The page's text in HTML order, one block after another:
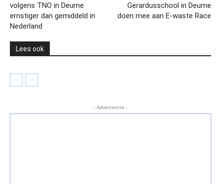
volgens TNO in Deurne
ernstiger dan gemiddeld in
Nederland
Gerardusschool in Deurne
doen mee aan E-waste Race
Lees ook
- Advertentie -